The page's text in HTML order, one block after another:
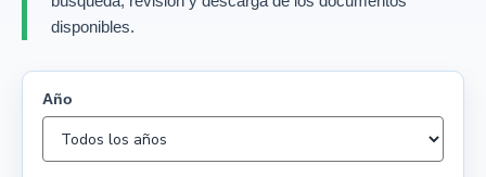
disponibles.
Año